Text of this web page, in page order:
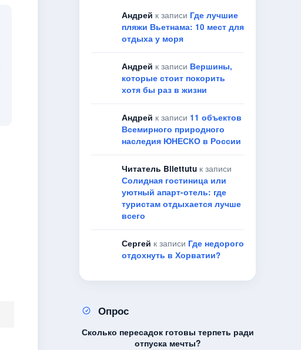
Андрей к записи Где лучшие
пляжи Вьетнама: 10 мест для
отдыха у моря
Андрей к записи Вершины,
которые стоит покорить
хотя бы раз в жизни
Андрей к записи 11 объектов
Всемирного природного
наследия ЮНЕСКО в России
Читатель Bilettutu к записи
Солидная гостиница или
уютный апарт-отель: где
туристам отдыхается лучше
всего
Сергей к записи Где недорого
отдохнуть в Хорватии?
Опрос
Сколько пересадок готовы терпеть ради
отпуска мечты?